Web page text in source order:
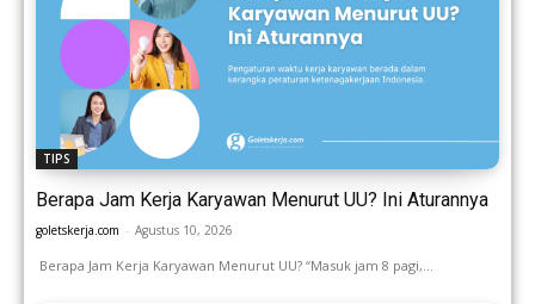
TIPS
Berapa Jam Kerja Karyawan Menurut UU? Ini Aturannya
goletskerja.com - Agustus 10, 2026
Berapa Jam Kerja Karyawan Menurut UU? “Masuk jam 8 pagi,...